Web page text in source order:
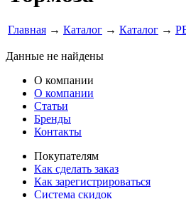
Главная → Каталог → Каталог →
Данные не найдены
О компании
О компании
Статьи
Бренды
Контакты
Покупателям
Как сделать заказ
Как зарегистрироваться
Система скидок